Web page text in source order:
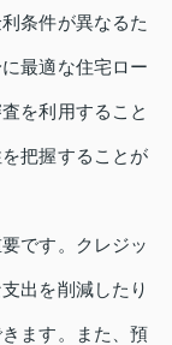
条件が異なるた
最適な住宅ロー
を利用すること
把握することが
です。クレジッ
出を削減したり
ます。また、預